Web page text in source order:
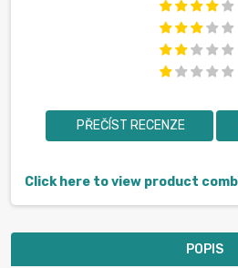
PŘEČÍST RECENZE
Click here to view product
POPIS